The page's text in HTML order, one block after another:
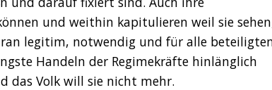
und weithin kapitulieren weil sie
legitim, notwendig und für alle
Handeln der Regimekräfte hinlänglich
das Volk will sie nicht mehr.